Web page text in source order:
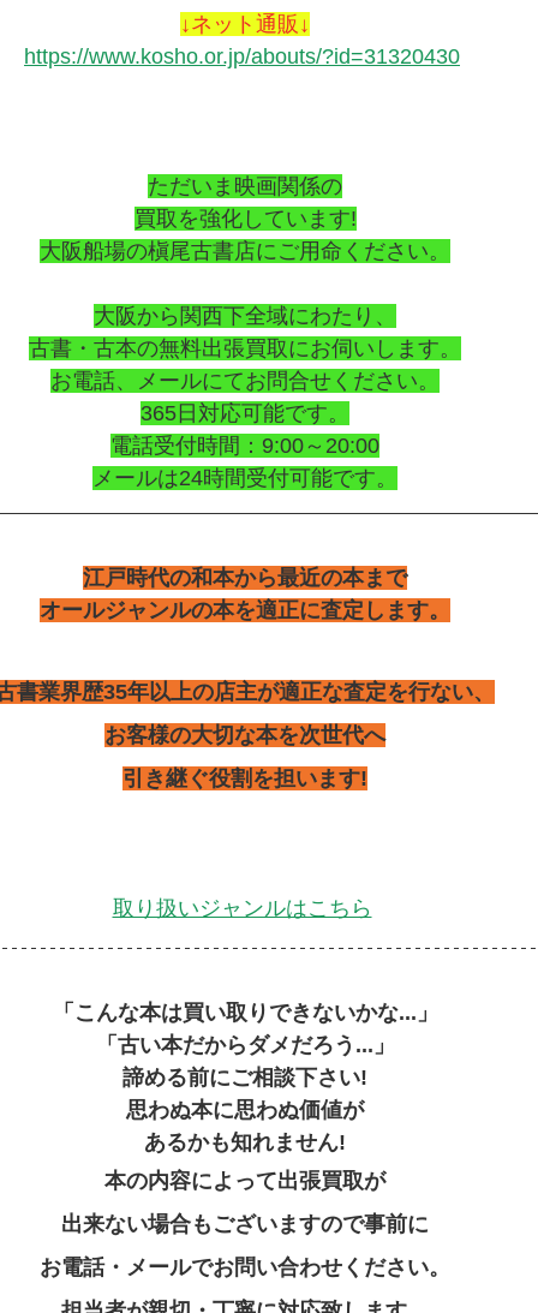
↓ネット通販↓
https://www.kosho.or.jp/abouts/?id=31320430
ただいま映画関係の
買取を強化しています!
大阪船場の槇尾古書店にご用命ください。
大阪から関西下全域にわたり、
古書・古本の無料出張買取にお伺いします。
お電話、メールにてお問合せください。
365日対応可能です。
電話受付時間：9:00～20:00
メールは24時間受付可能です。
江戸時代の和本から最近の本まで
オールジャンルの本を適正に査定します。
書業界歴35年以上の店主が適正な査定を行ない、
お客様の大切な本を次世代へ
引き継ぐ役割を担います!
取り扱いジャンルはこちら
「こんな本は買い取りできないかな...」
「古い本だからダメだろう...」
諦める前にご相談下さい!
思わぬ本に思わぬ価値が
あるかも知れません!
本の内容によって出張買取が
出来ない場合もございますので事前に
お電話・メールでお問い合わせください。